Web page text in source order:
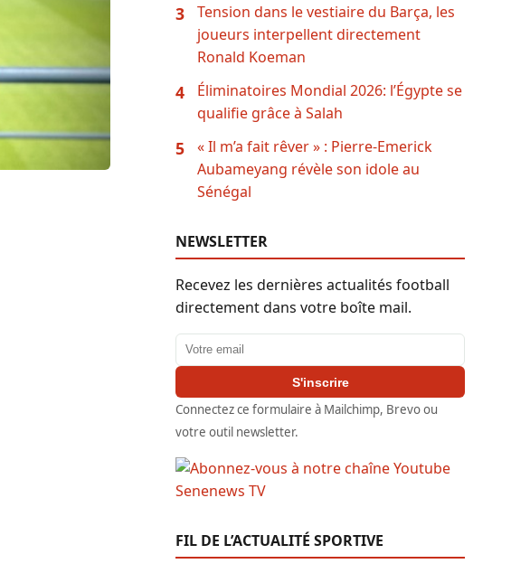
3
Tension dans le vestiaire du Barça, les
joueurs interpellent directement
Ronald Koeman
4
Éliminatoires Mondial 2026: l’Égypte se
qualifie grâce à Salah
5
« Il m’a fait rêver » : Pierre-Emerick
Aubameyang révèle son idole au
Sénégal
NEWSLETTER
Recevez les dernières actualités football
directement dans votre boîte mail.
Adresse email
S'inscrire
Connectez ce formulaire à Mailchimp, Brevo ou
votre outil newsletter.
FIL DE L’ACTUALITÉ SPORTIVE